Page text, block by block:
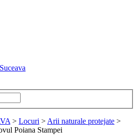
> Locuri >Arii naturale protejate >
Poiana Stampei